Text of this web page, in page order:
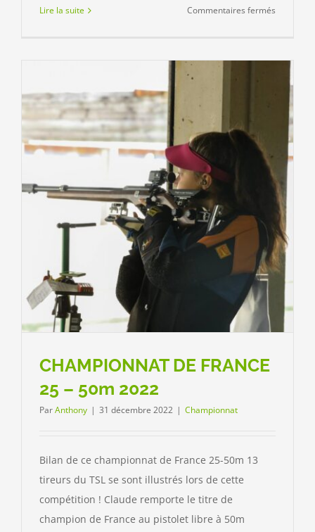
Lire la suite Commentaires fermés
10M
CHAMPIONNAT DE FRANCE
25 – 50m 2022
ParAnthony | 31 décembre 2022 | Championnat
Bilan de ce championnat de France 25-50m 13
tireurs du TSL se sont illustrés lors de cette
compétition ! Claude remporte le titre de
champion de France au pistolet libre à 50m